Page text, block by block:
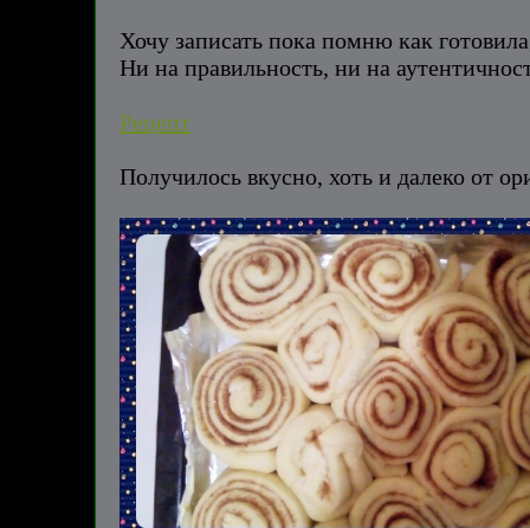
Хочу записать пока помню как
Ни на правильность, ни на
Рецепт
Получилось вкусно, хоть и далеко от